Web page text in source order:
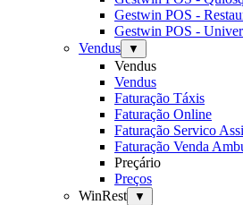
Gestwin POS -
Gestwin POS -
Vendus
▼
Vendus
Vendus
Faturação Táxis
Faturação Online
Faturação Servico
Faturação Venda
Preçário
Preços
WinRest
▼